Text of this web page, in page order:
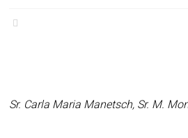
Sr. Carla Maria Manetsch, Sr. M.